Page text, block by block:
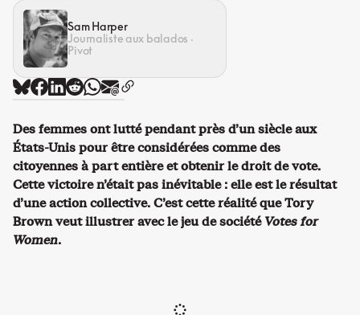
Sam Harper
Journaliste aux balados ·
Pivot
Des femmes ont lutté pendant près d’un siècle aux
États-Unis pour être considérées comme des
citoyennes à part entière et obtenir le droit de vote.
Cette victoire n’était pas inévitable : elle est le résultat
d’une action collective. C’est cette réalité que Tory
Brown veut illustrer avec le jeu de sociétéVotes for
Women.